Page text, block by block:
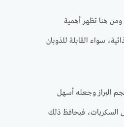
ومن هنا تظهر أهمية
سواء القابلة للذوبان
البراز وجعله أسهل
السكريات، فيحافظ ذلك